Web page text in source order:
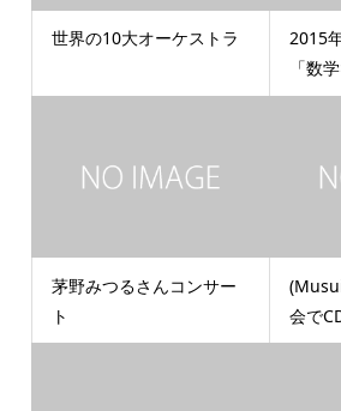
世界の10大オーケストラ
2015
「数
茅野みつるさんコンサー
ト
会で